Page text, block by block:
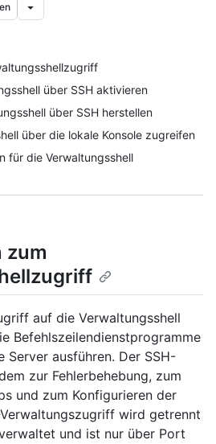
über SSH aktivieren
über SSH herstellen
über die lokale Konsole zugreifen
für die Verwaltungsshell
zum
auf die Verwaltungsshell
Befehlszeilendienstprogramme
Server ausführen. Der SSH-
zur Fehlerbehebung, zum
und zum Konfigurieren der
wird getrennt
und ist nur über Port